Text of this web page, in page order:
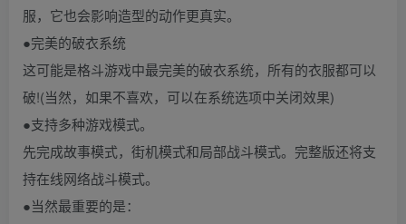
服，它也会影响造型的动作更真实。
●完美的破衣系统
这可能是格斗游戏中最完美的破衣系统，所有的衣服都可以
破!(当然，如果不喜欢，可以在系统选项中关闭效果)
●支持多种游戏模式。
先完成故事模式，街机模式和局部战斗模式。完整版还将支
持在线网络战斗模式。
●当然最重要的是：